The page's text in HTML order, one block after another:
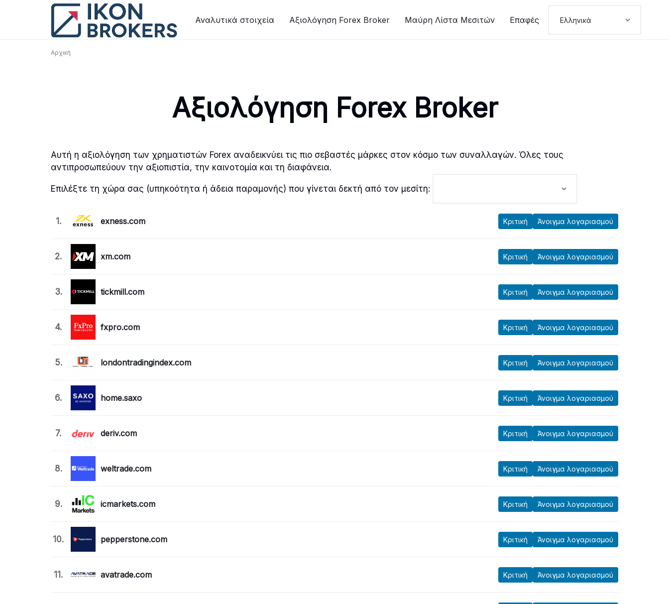
Αναλυτικά στοιχεία Αξιολόγηση Forex Broker Μαύρη Λίστα Μεσιτών Επαφές
Αρχική
Αξιολόγηση Forex Broker
Αυτή η αξιολόγηση των χρηματιστών Forex αναδεικνύει τις πιο σεβαστές μάρκες στον κόσμο των συναλλαγών. Όλες τους
αντιπροσωπεύουν την αξιοπιστία, την καινοτομία και τη διαφάνεια.
Επιλέξτε τη χώρα σας (υπηκοότητα ή άδεια παραμονής) που γίνεται δεκτή από τον μεσίτη:
1. exness.com Κριτική Άνοιγμα λογαριασμού
2. xm.com Κριτική Άνοιγμα λογαριασμού
3. tickmill.com Κριτική Άνοιγμα λογαριασμού
4. fxpro.com Κριτική Άνοιγμα λογαριασμού
5. londontradingindex.com Κριτική Άνοιγμα λογαριασμού
6. home.saxo Κριτική Άνοιγμα λογαριασμού
7. deriv.com Κριτική Άνοιγμα λογαριασμού
8. weltrade.com Κριτική Άνοιγμα λογαριασμού
9. icmarkets.com Κριτική Άνοιγμα λογαριασμού
10. pepperstone.com Κριτική Άνοιγμα λογαριασμού
11. avatrade.com Κριτική Άνοιγμα λογαριασμού